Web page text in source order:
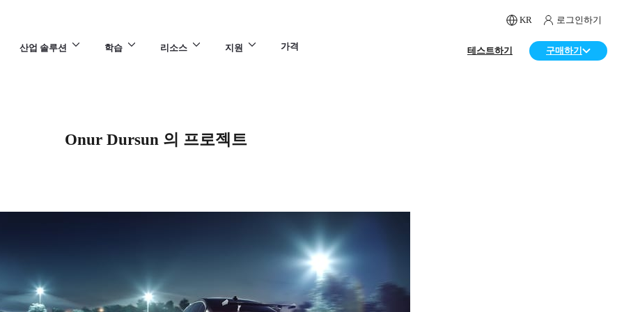
KR 로그인하기
산업 솔루션 학습 리소스 지원 가격 테스트하기 구매하기
Onur Dursun 의 프로젝트